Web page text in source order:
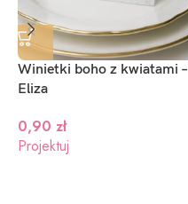
Winietki boho z kwiatami –
Eliza
0,90 zł
Projektuj